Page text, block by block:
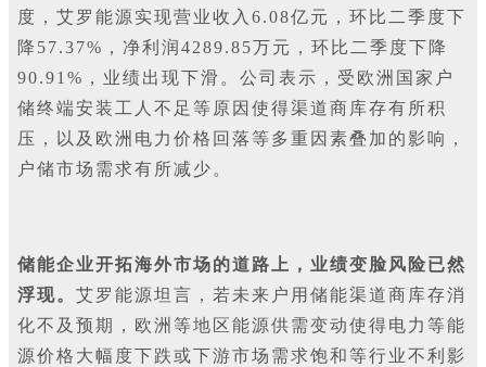
度，艾罗能源实现营业收入6.08亿元，环比二季度下
降57.37%，净利润4289.85万元，环比二季度下降
90.91%，业绩出现下滑。公司表示，受欧洲国家户
储终端安装工人不足等原因使得渠道商库存有所积
压，以及欧洲电力价格回落等多重因素叠加的影响，
户储市场需求有所减少。
储能企业开拓海外市场的道路上，业绩变脸风险已然
浮现。 艾罗能源坦言，若未来户用储能渠道商库存消
化不及预期，欧洲等地区能源供需变动使得电力等能
源价格大幅度下跌或下游市场需求饱和等行业不利影